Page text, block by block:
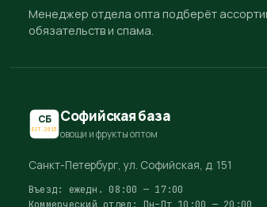
Менеджер отдела опта подберёт
обязательств и спама.
СБ
EST.2015
Софийская база
овощи и фрукты оптом
Санкт-Петербург, ул. Софийская, д. 151
Въезд: ежедн. 08:00 — 17:00